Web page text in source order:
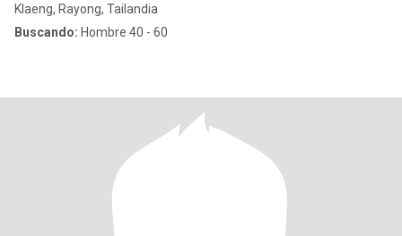
Klaeng, Rayong, Tailandia
Buscando: Hombre 40 - 60